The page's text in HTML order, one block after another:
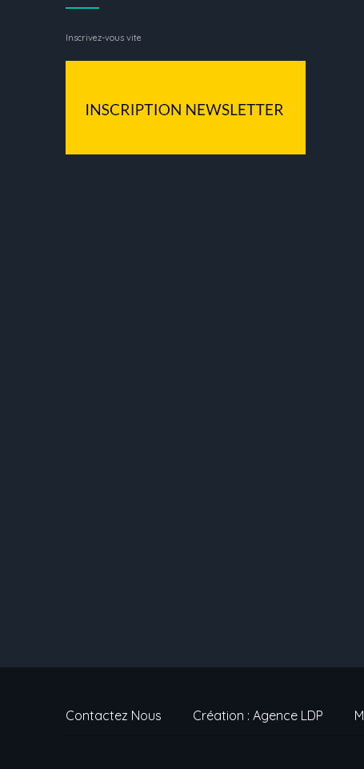
Inscrivez-vous vite
Contactez Nous Création : Agence LDP